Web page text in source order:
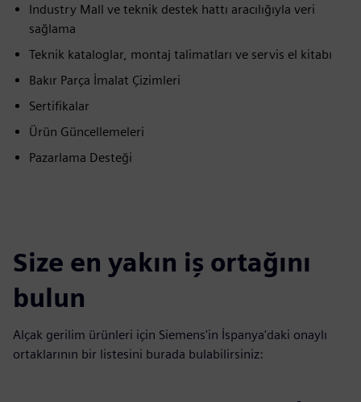
Industry Mall ve teknik destek hattı aracılığıyla veri
sağlama
Teknik kataloglar, montaj talimatları ve servis el kitabı
Bakır Parça İmalat Çizimleri
Sertifikalar
Ürün Güncellemeleri
Pazarlama Desteği
Size en yakın iş ortağını
bulun
Alçak gerilim ürünleri için Siemens'in İspanya'daki onaylı
ortaklarının bir listesini burada bulabilirsiniz: